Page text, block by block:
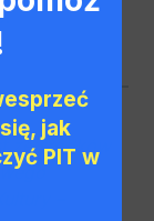
środków
–
jak
PIT w